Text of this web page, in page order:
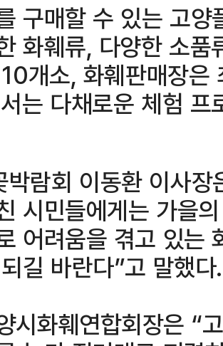
구매할 수 있는 고
화훼류, 다양한 소품
개소, 화훼판매장
는 다채로운 체험
박람회 이동환 이사
시민들에게는 가을
어려움을 겪고 있는
길 바란다”고 말했다.
시화훼연합회장은 “